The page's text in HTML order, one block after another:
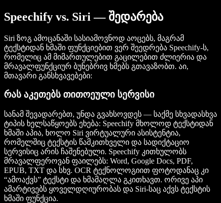
Speechify vs. Siri — შედარება
Siri ზოგ ამოცანაში სასიამოვნოდ აოცებს, მაგრამ
ტექსტიდან ხმაში ფუნქციებით ვერ შეედრება Speechify-ს,
რომელიც ამ მიმართულებით გაცილებით ძლიერია და
მრავალფუნქციურ ბუნებრივ ხმებს გთავაზობთ. აი,
მთავარი განსხვავებები:
რას აკეთებს თითოეული სერვისი
სანამ შევადარებთ, უნდა გვახსოვდეს — საქმე სხვადასხვა
ტიპის ხელსაწყოებს ეხება: Speechify მხოლოდ ტექსტიდან
ხმაში აპია, ხოლო Siri ვირტუალური ასისტენტია,
რომელშიც ტექსტის წამკითხველი და სადიქტაციო
სერვისიც არის ჩაშენებული. Speechify კითხულობს
მრავალფეროვან ფაილებს: Word, Google Docs, PDF,
EPUB, TXT და სხვ. OCR ტექნოლოგიით ფოტოდანაც კი
“ამოაქვს” ტექსტი და ხმამაღლა გკითხავთ. ორივე აპი
ამარტივებს ყოველდღიურობას და Siri-საც აქვს ტექსტის
ხმაში ფუნქცია.